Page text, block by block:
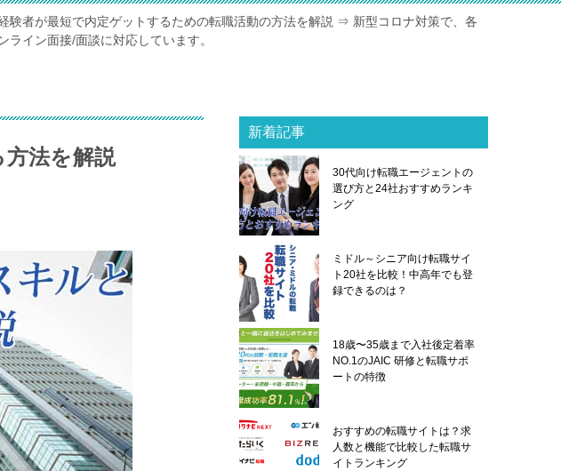
験者が最短で内定ゲットするための転職活動の方法を解説 ⇒ 新型コロナ対策で、各
ライン面接/面談に対応しています。
法を解説
新着記事
30代向け転職エージェントの
選び方と24社おすすめランキ
ング
ミドル～シニア向け転職サイ
ト20社を比較！中高年でも登
録できるのは？
18歳〜35歳まで入社後定着率
NO.1のJAIC 研修と転職サポ
ートの特徴
おすすめの転職サイトは？求
人数と機能で比較した転職サ
イトランキング